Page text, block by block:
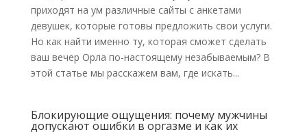
приходят на ум различные сайты с анкетами
девушек, которые готовы предложить свои услуги.
Но как найти именно ту, которая сможет сделать
ваш вечер Орла по-настоящему незабываемым? В
этой статье мы расскажем вам, где искать...
Блокирующие ощущения: почему мужчины
допускают ошибки в оргазме и как их